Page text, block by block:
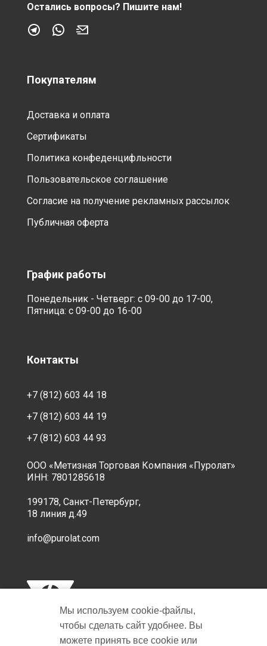
Остались вопросы? Пишите нам!
Покупателям
Доставка и оплата
Сертификаты
Политика конфеденцифльности
Пользовательское соглашение
Согласие на получение рекламных рассылок
Публичная оферта
График работы
Понедельник - Четверг: с 09-00 до 17-00,
Пятница: с 09-00 до 16-00
Контакты
+7 (812) 603 44 18
+7 (812) 603 44 19
+7 (812) 603 44 93
ООО «Метизная Торговая Компания «Пуролат»
ИНН: 7801285618
199178, Санкт-Петербург,
18 линия д.49
info@purolat.com
Мы используем cookie‑файлы,
чтобы сделать сайт удобнее. Вы
можете принять все cookie или